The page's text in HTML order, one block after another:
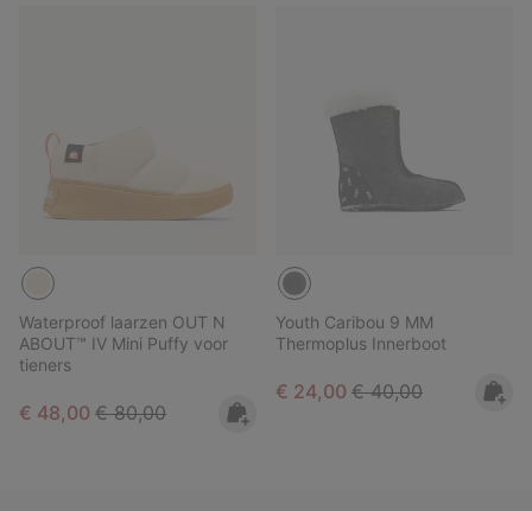
Waterproof laarzen OUT N
ABOUT™ IV Mini Puffy voor
tieners
Sale price:
€ 48,00 Regular price:
€ 80,00
Youth Caribou 9 MM
Thermoplus Innerboot
Sale price:
€ 24,00 Regular price:
€ 40,00